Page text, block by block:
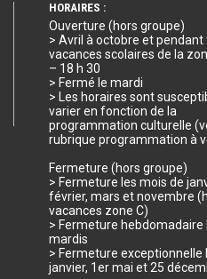
HORAIRES :
Ouverture (hors groupe)
> Avril à octobre et pendant
vacances scolaires de la
– 18 h 30
> Fermé le mardi
> Les horaires sont
varier en fonction de la
programmation culturelle
rubrique programmation à
Fermeture (hors groupe)
> Fermeture les mois de
février, mars et novembre
vacances zone C)
> Fermeture hebdomadaire
mardis
> Fermeture exceptionnelle
janvier, 1er mai et 25